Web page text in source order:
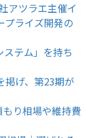
アツラエ主催イ
ライズ開発の
テム」を持ち
掲げ、第23期が
り相場や維持費